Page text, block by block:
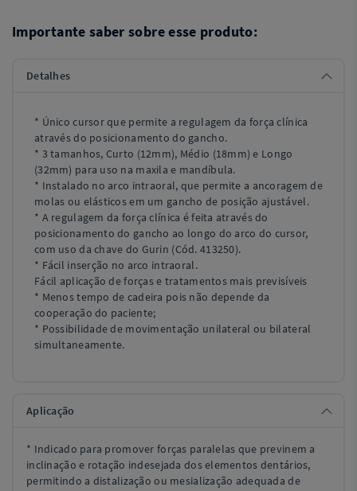
Importante saber sobre esse produto:
Detalhes
* Único cursor que permite a regulagem da força clínica
através do posicionamento do gancho.
* 3 tamanhos, Curto (12mm), Médio (18mm) e Longo
(32mm) para uso na maxila e mandíbula.
* Instalado no arco intraoral, que permite a ancoragem de
molas ou elásticos em um gancho de posição ajustável.
* A regulagem da força clínica é feita através do
posicionamento do gancho ao longo do arco do cursor,
com uso da chave do Gurin (Cód. 413250).
* Fácil inserção no arco intraoral.
Fácil aplicação de forças e tratamentos mais previsíveis
* Menos tempo de cadeira pois não depende da
cooperação do paciente;
* Possibilidade de movimentação unilateral ou bilateral
simultaneamente.
Aplicação
* Indicado para promover forças paralelas que previnem a
inclinação e rotação indesejada dos elementos dentários,
permitindo a distalização ou mesialização adequada de